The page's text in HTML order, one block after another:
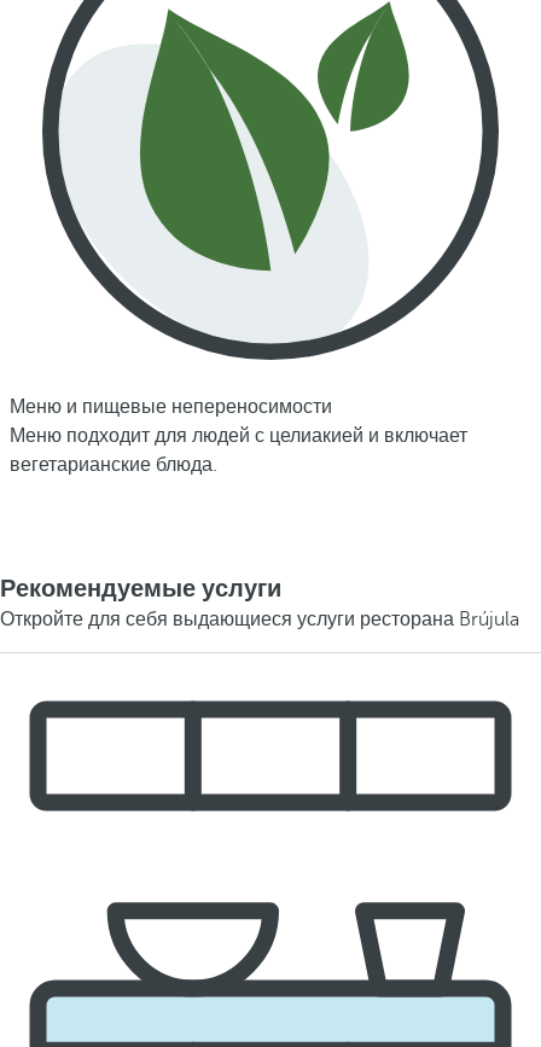
Меню и пищевые непереносимости
Меню подходит для людей с целиакией и включает
вегетарианские блюда.
Рекомендуемые услуги
Откройте для себя выдающиеся услуги ресторана Brújula